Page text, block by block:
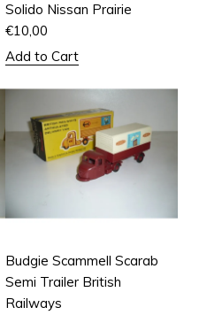
Solido Nissan Prairie
€10,00
Add to Cart
Budgie Scammell Scarab
Semi Trailer British
Railways